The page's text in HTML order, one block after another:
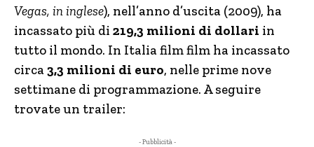
Vegas, in inglese), nell’anno d’uscita (2009), ha
incassato più di 219,3 milioni di dollari in
tutto il mondo. In Italia film film ha incassato
circa3,3 milioni di euro, nelle prime nove
settimane di programmazione. A seguire
trovate un trailer:
- Pubblicità -